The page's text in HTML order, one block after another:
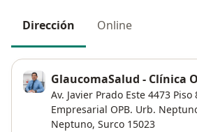
Dirección Online
GlaucomaSalud - Clínica
Av. Javier Prado Este 4473 Piso
Empresarial OPB. Urb.
Neptuno, Surco 15023